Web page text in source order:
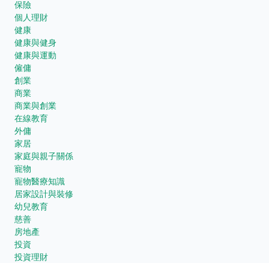
保險
個人理財
健康
健康與健身
健康與運動
僱傭
創業
商業
商業與創業
在線教育
外傭
家居
家庭與親子關係
寵物
寵物醫療知識
居家設計與裝修
幼兒教育
慈善
房地產
投資
投資理財